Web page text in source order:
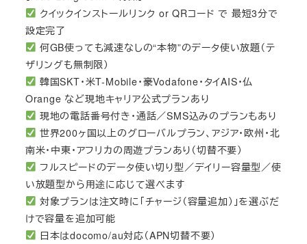
クイックインストールリンク or QRコード で 最短3分で
設定完了
何GB使っても減速なしの“本物”のデータ使い放題（テ
ザリングも無制限）
韓国SKT・米T-Mobile・豪Vodafone・タイAIS・仏
Orange など現地キャリア公式プランあり
現地の電話番号付き・通話／SMS込みのプランもあり
世界200ヶ国以上のグローバルプラン、アジア・欧州・北
南米・中東・アフリカの周遊プランあり（切替不要）
フルスピードのデータ使い切り型／デイリー容量型／使
い放題型から用途に応じて選べます
対象プランは注文時に「チャージ（容量追加）」を選ぶだ
けで容量を追加可能
日本はdocomo/au対応（APN切替不要）